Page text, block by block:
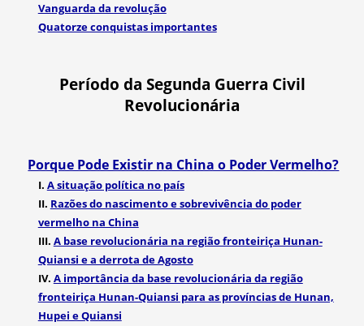
Vanguarda da revolução
Quatorze conquistas importantes
Período da Segunda Guerra Civil
Revolucionária
Porque Pode Existir na China o Poder Vermelho?
I. A situação política no país
II. Razões do nascimento e sobrevivência do poder
vermelho na China
III. A base revolucionária na região fronteiriça Hunan-
Quiansi e a derrota de Agosto
IV. A importância da base revolucionária da região
fronteiriça Hunan-Quiansi para as províncias de Hunan,
Hupei e Quiansi